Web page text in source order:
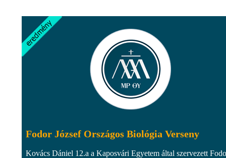
Fodor József Országos Biológia Verseny
Kovács Dániel 12.a a Kaposvári Egyetem által szervezett